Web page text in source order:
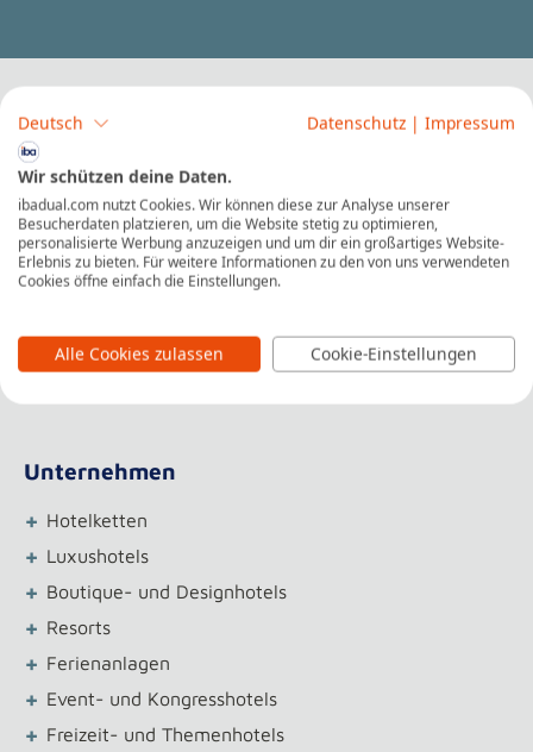
Einsatzgebiete
+ Frontoffice
+ Housekeeping
+ F&B- und Bankettbereich
+ Revenuemanagement
Marketing
Unternehmen
+ Hotelketten
+ Luxushotels
+ Boutique- und Designhotels
+ Resorts
+ Ferienanlagen
+ Event- und Kongresshotels
+ Freizeit- und Themenhotels
Deutsch Datenschutz | Impressum
Wir schützen deine Daten.
ibadual.com nutzt Cookies. Wir können diese zur Analyse unserer
Besucherdaten platzieren, um die Website stetig zu optimieren,
personalisierte Werbung anzuzeigen und um dir ein großartiges Website-
Erlebnis zu bieten. Für weitere Informationen zu den von uns verwendeten
Cookies öffne einfach die Einstellungen.
Alle Cookies zulassen Cookie-Einstellungen